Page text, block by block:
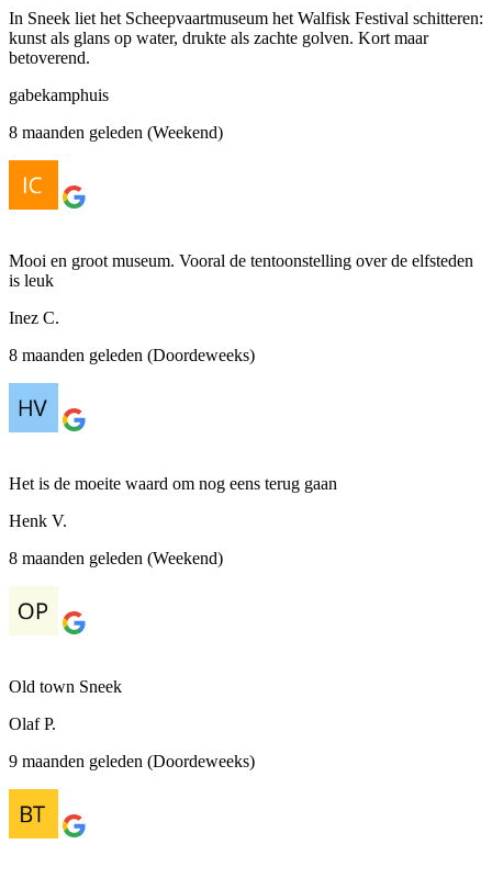
In Sneek liet het Scheepvaartmuseum het Walfisk Festival schitteren:
kunst als glans op water, drukte als zachte golven. Kort maar
betoverend.
gabekamphuis
8 maanden geleden (Weekend)
Mooi en groot museum. Vooral de tentoonstelling over de elfsteden
is leuk
Inez C.
8 maanden geleden (Doordeweeks)
Het is de moeite waard om nog eens terug gaan
Henk V.
8 maanden geleden (Weekend)
Old town Sneek
Olaf P.
9 maanden geleden (Doordeweeks)